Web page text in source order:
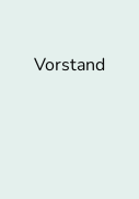
Vorstand